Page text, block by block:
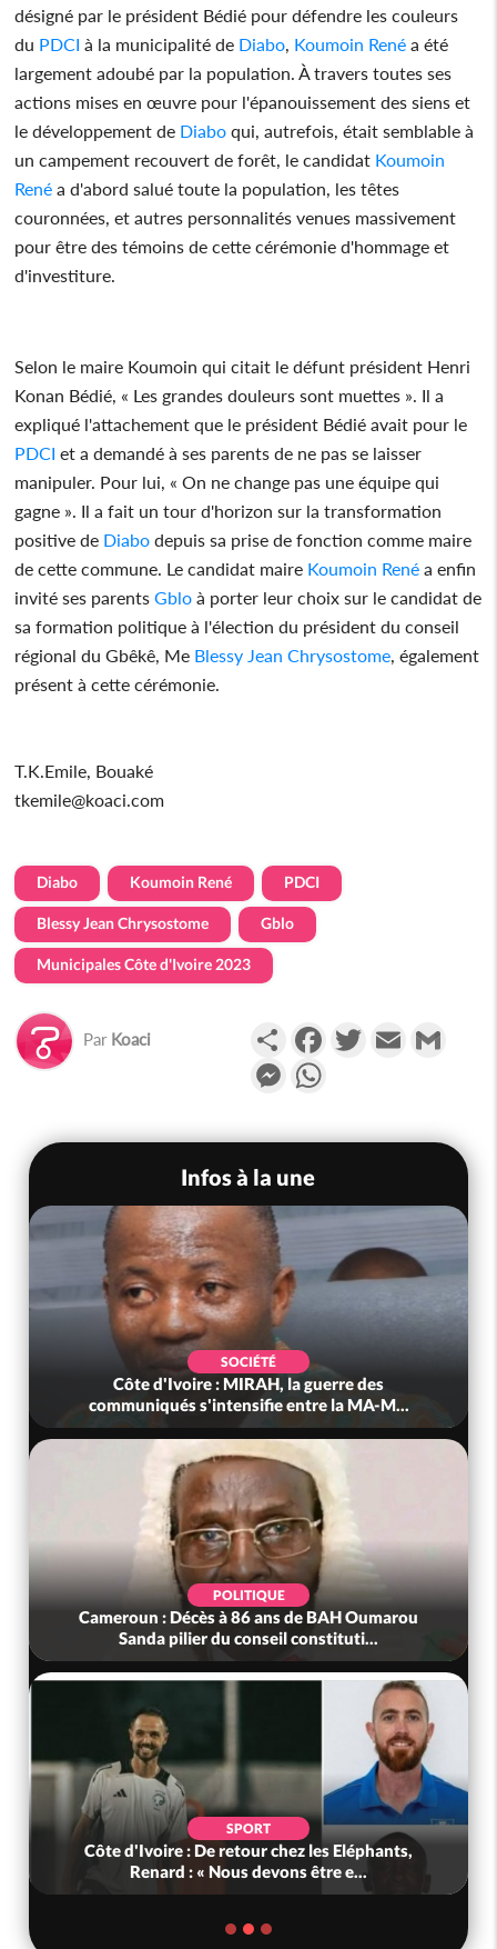
désigné par le président Bédié pour défendre les couleurs
du PDCI à la municipalité de Diabo Koumoin René a été
largement adoubé par la population. À travers toutes ses
actions mises en œuvre pour l'épanouissement des siens et
le développement de Diabo qui, autrefois, était semblable à
un campement recouvert de forêt, le candidat Koumoin
René a d'abord salué toute la population, les têtes
couronnées, et autres personnalités venues massivement
pour être des témoins de cette cérémonie d'hommage et
d'investiture.
Selon le maire Koumoin qui citait le défunt président Henri
Konan Bédié, « Les grandes douleurs sont muettes ». Il a
expliqué l'attachement que le président Bédié avait pour le
PDCI et a demandé à ses parents de ne pas se laisser
manipuler. Pour lui, « On ne change pas une équipe qui
gagne ». Il a fait un tour d'horizon sur la transformation
positive de Diabo depuis sa prise de fonction comme maire
de cette commune. Le candidat maire Koumoin René a enfin
invité ses parents Gblo à porter leur choix sur le candidat de
sa formation politique à l'élection du président du conseil
régional du Gbêkê, Me Blessy Jean Chrysostome , également
présent à cette cérémonie.
T.K.Emile, Bouaké
tkemile@koaci.com
Diabo Koumoin René PDCI
Blessy Jean Chrysostome Gblo
Municipales Côte d'Ivoire 2023
Par Koaci PartagerFacebookTwitterEmail
Messenger
Infos à la une
SOCIÉTÉ
Côte d'Ivoire : MIRAH, la guerre des
communiqués s'intensifie entre la MA-M...
POLITIQUE
Cameroun : Décès à 86 ans de BAH Oumarou
Sanda pilier du conseil constituti...
SPORT
Côte d'Ivoire : De retour chez les Eléphants,
Renard : « Nous devons être e...